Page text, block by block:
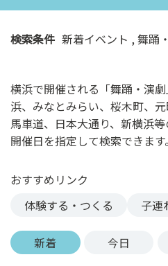
の
ク
体
検索条件 新着イベント 舞踊
横浜で開催される「舞踊・演
浜、みなとみらい、桜木町、
馬車道、日本大通り、新横浜
開催日を指定して検索できます。
おすすめリンク
体験する・つくる
子連
新着 今日